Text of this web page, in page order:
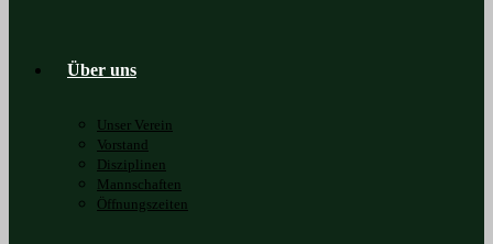
Über uns
Unser Verein
Vorstand
Disziplinen
Mannschaften
Öffnungszeiten